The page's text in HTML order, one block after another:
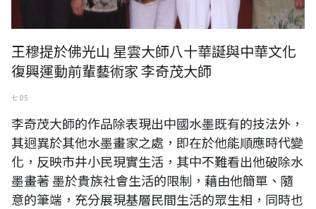
王穆提於佛光山 星雲大師八十華誕與中華文化
復興運動前輩藝術家 李奇茂大師
七 05
李奇茂大師的作品除表現出中國水墨既有的技法外，
其迥異於其他水墨畫家之處，即在於他能順應時代變
化，反映市井小民現實生活，其中不難看出他破除水
墨畫著 墨於貴族社會生活的限制，藉由他簡單、隨
意的筆端，充分展現基層民間生活的眾生相，同時也